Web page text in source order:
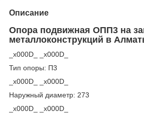
Описание
Опора подвижная ОПП3 на
металлоконструкций в
_x000D_ _x000D_
Тип опоры: П3
_x000D_ _x000D_
Наружный диаметр: 273
_x000D_ _x000D_